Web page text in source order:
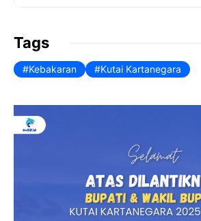
o
o
k
p
dl
y
Tags
Kebakaran Kutai Kartanegara